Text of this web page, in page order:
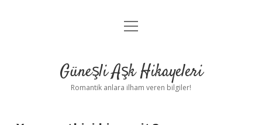
Anasayfa
Yasal Uyarı
menüyü
Güneşli Aşk Hikayeleri
Romantik anlara ilham veren bilgiler!